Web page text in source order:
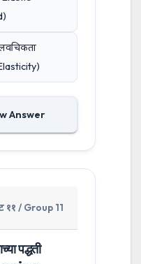
Answer
११ / Group 11
पद्धती